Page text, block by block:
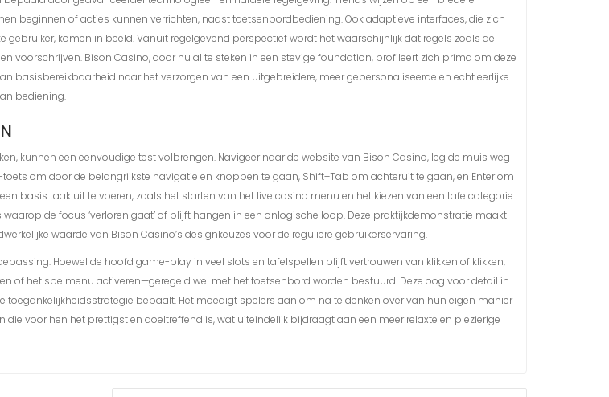
beginnen of acties kunnen verrichten, naast toetsenbordbediening. Ook adaptieve interfaces, die zich
komen in beeld. Vanuit regelgevend perspectief wordt het waarschijnlijk dat regels zoals de
voorschrijven. Bison Casino, door nu al te steken in een stevige foundation, profileert zich prima om deze
basisbereikbaarheid naar het verzorgen van een uitgebreidere, meer gepersonaliseerde en echt eerlijke
bediening.
kunnen een eenvoudige test volbrengen. Navigeer naar de website van Bison Casino, leg de muis weg
toets om door de belangrijkste navigatie en knoppen te gaan, Shift+Tab om achteruit te gaan, en Enter om
basis taak uit te voeren, zoals het starten van het live casino menu en het kiezen van een tafelcategorie.
de focus ‘verloren gaat’ of blijft hangen in een onlogische loop. Deze praktijkdemonstratie maakt
waarde van Bison Casino’s designkeuzes voor de reguliere gebruikerservaring.
Hoewel de hoofd game-play in veel slots en tafelspellen blijft vertrouwen van klikken of klikken,
of het spelmenu activeren—geregeld wel met het toetsenbord worden bestuurd. Deze oog voor detail in
bepaalt. Het moedigt spelers aan om na te denken over van hun eigen manier
voor hen het prettigst en doeltreffend is, wat uiteindelijk bijdraagt aan een meer relaxte en plezierige